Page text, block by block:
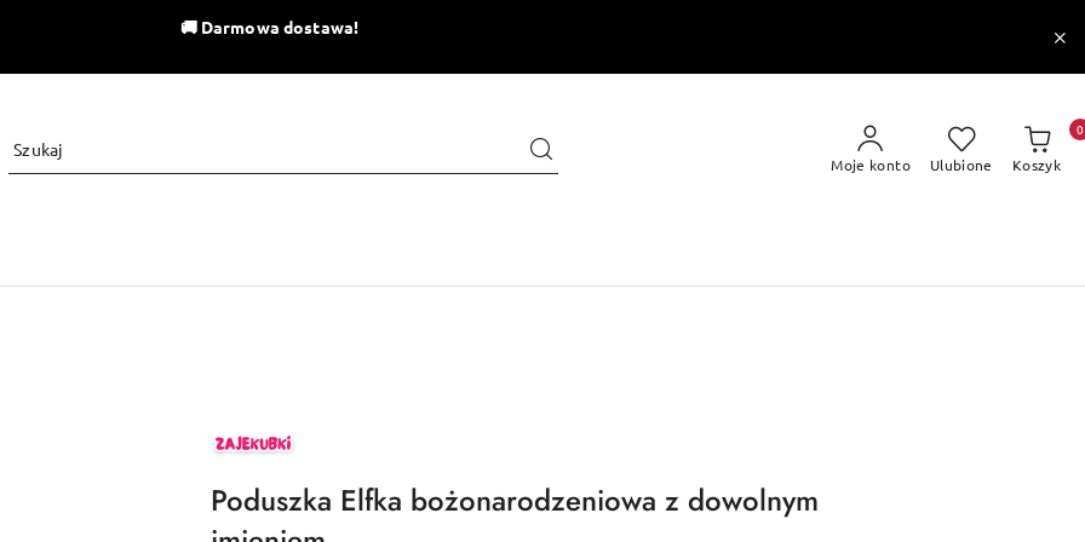
🚚 Darmowa dostawa!
Moje konto Ulubione Koszyk
0
ZAJEKUBKI
Poduszka Elfka bożonarodzeniowa z dowolnym